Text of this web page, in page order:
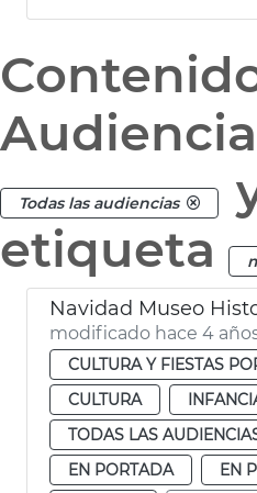
Audiencia
Todas las audiencias
etiqueta
Navidad Museo
modificado hace 4
CULTURA Y FIESTAS
CULTURA
TODAS LAS
EN PORTADA
EN